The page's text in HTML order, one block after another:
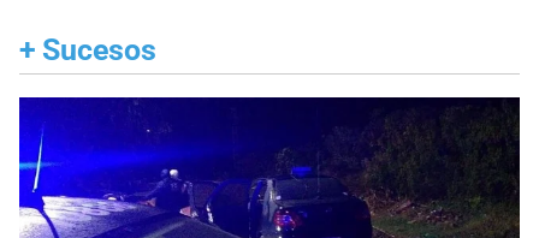
+ Sucesos